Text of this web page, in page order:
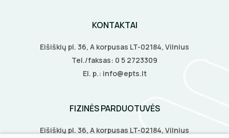
KONTAKTAI
Eišiškių pl. 36, A korpusas LT-02184, Vilnius
Tel./faksas: 0 5 2723309
El. p.: info@epts.lt
FIZINĖS PARDUOTUVĖS
Eišiškių pl. 36, A korpusas LT-02184, Vilnius